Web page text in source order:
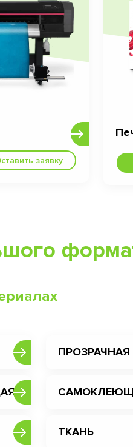
заявку
ПРОЗРАЧНАЯ
ТКАНЬ